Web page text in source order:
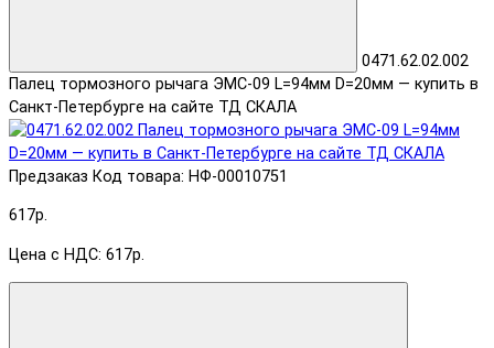
0471.62.02.002
Палец тормозного рычага ЭМС-09 L=94мм D=20мм — купить в
Санкт-Петербурге на сайте ТД СКАЛА
Предзаказ Код товара: НФ-00010751
617р.
Цена с НДС: 617р.